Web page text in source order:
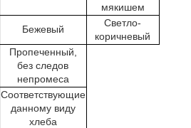
мякишем
Бежевый
Светло-
коричневый
Пропеченный,
без следов
непромеса
Соответствующие
данному виду
хлеба